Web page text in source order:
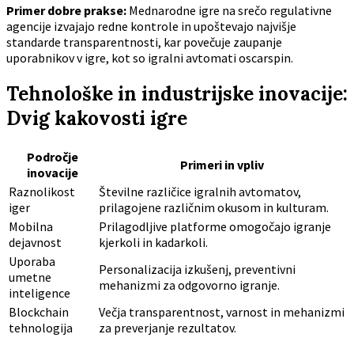
Primer dobre prakse: Mednarodne igre na srečo regulativne
agencije izvajajo redne kontrole in upoštevajo najvišje
standarde transparentnosti, kar povečuje zaupanje
uporabnikov v igre, kot so igralni avtomati oscarspin.
Tehnološke in industrijske inovacije:
Dvig kakovosti igre
Področje
inovacije
Primeri in vpliv
Raznolikost
iger
Številne različice igralnih avtomatov,
prilagojene različnim okusom in kulturam.
Mobilna
dejavnost
Prilagodljive platforme omogočajo igranje
kjerkoli in kadarkoli.
Uporaba
umetne
inteligence
Personalizacija izkušenj, preventivni
mehanizmi za odgovorno igranje.
Blockchain
tehnologija
Večja transparentnost, varnost in mehanizmi
za preverjanje rezultatov.